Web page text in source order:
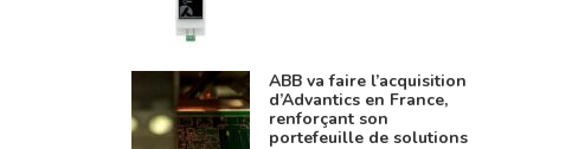
ABB va faire l’acquisition
d’Advantics en France,
renforçant son
portefeuille de solutions